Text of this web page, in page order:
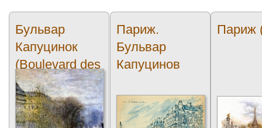
Бульвар
Капуцинок
(Boulevard des
Capucines)1
Париж.
Бульвар
Капуцинов
Париж